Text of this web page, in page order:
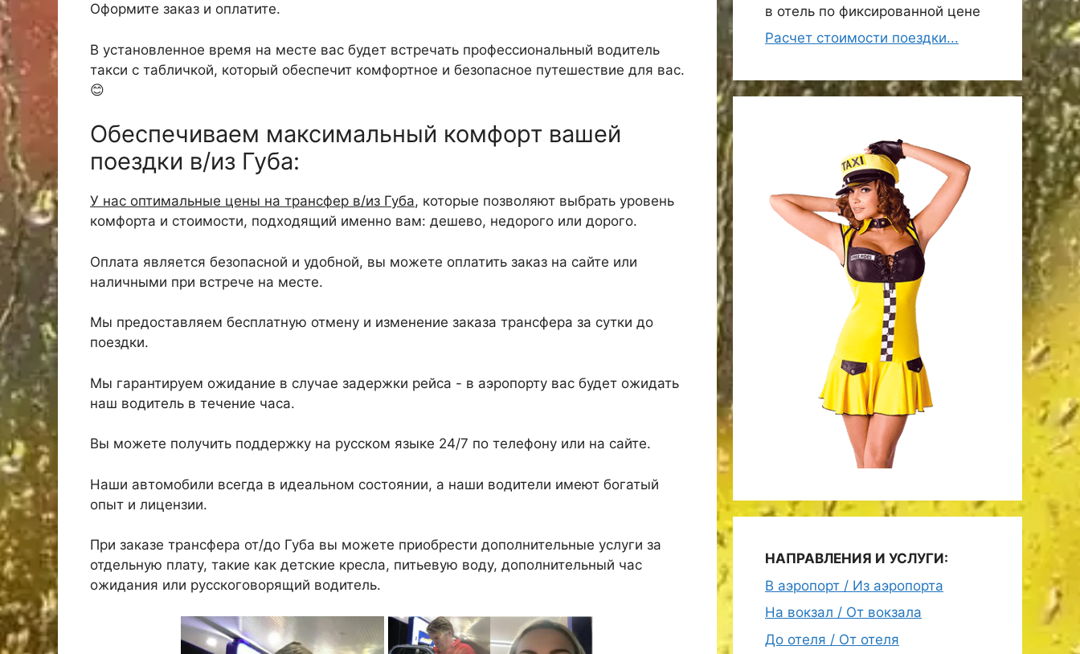
Оформите заказ и оплатите.
В установленное время на месте вас будет встречать профессиональный водитель
такси с табличкой, который обеспечит комфортное и безопасное путешествие для вас.
😊
Обеспечиваем максимальный комфорт вашей
поездки в/из Губа:
У нас оптимальные цены на трансфер в/из Губа, которые позволяют выбрать уровень
комфорта и стоимости, подходящий именно вам: дешево, недорого или дорого.
Оплата является безопасной и удобной, вы можете оплатить заказ на сайте или
наличными при встрече на месте.
Мы предоставляем бесплатную отмену и изменение заказа трансфера за сутки до
поездки.
Мы гарантируем ожидание в случае задержки рейса - в аэропорту вас будет ожидать
наш водитель в течение часа.
Вы можете получить поддержку на русском языке 24/7 по телефону или на сайте.
Наши автомобили всегда в идеальном состоянии, а наши водители имеют богатый
опыт и лицензии.
При заказе трансфера от/до Губа вы можете приобрести дополнительные услуги за
отдельную плату, такие как детские кресла, питьевую воду, дополнительный час
ожидания или русскоговорящий водитель.
в отель по фиксированной цене
Расчет стоимости поездки...
НАПРАВЛЕНИЯ И УСЛУГИ:
В аэропорт / Из аэропорта
На вокзал / От вокзала
До отеля / От отеля